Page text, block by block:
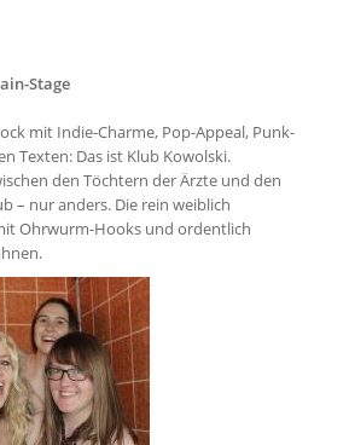
Stage
mit Indie-Charme, Pop-Appeal, Punk-
Texten: Das ist Klub Kowolski.
den Töchtern der Ärzte und den
– nur anders. Die rein weiblich
Ohrwurm-Hooks und ordentlich